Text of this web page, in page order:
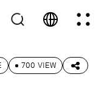
700 VIEW